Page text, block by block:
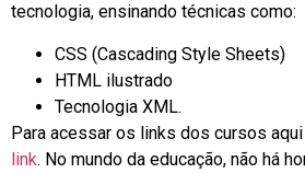
tecnologia, ensinando técnicas como:
CSS (Cascading Style Sheets)
HTML ilustrado
Tecnologia XML.
Para acessar os links dos cursos
link. No mundo da educação, não há